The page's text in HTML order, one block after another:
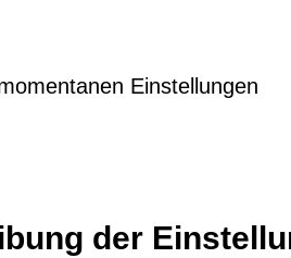
Einstellungen
der